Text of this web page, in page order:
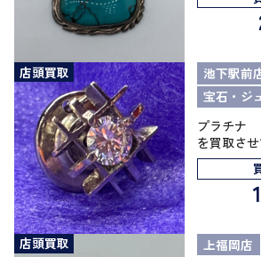
店頭買取
池下駅前
宝石・ジ
プラチナ
を買取さ
店頭買取 上福岡店